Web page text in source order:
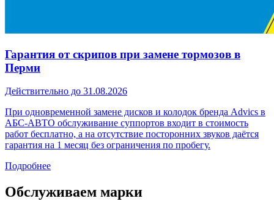
Гарантия от скрипов при замене тормозов в
Перми
Действительно до 31.08.2026
При одновременной замене дисков и колодок бренда Advics в
АБС-АВТО обслуживание суппортов входит в стоимость
работ бесплатно, а на отсутствие посторонних звуков даётся
гарантия на 1 месяц без ограничения по пробегу.
Подробнее
Обслуживаем марки